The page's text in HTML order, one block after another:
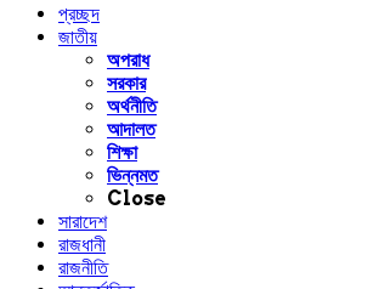
প্রচ্ছদ
জাতীয়
অপরাধ
সরকার
অর্থনীতি
আদালত
শিক্ষা
ভিন্নমত
Close
সারাদেশ
রাজধানী
রাজনীতি